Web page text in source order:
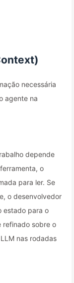
necessária
agente na
depende
o
para ler. Se
o desenvolvedor
estado para o
refinado sobre o
nas rodadas